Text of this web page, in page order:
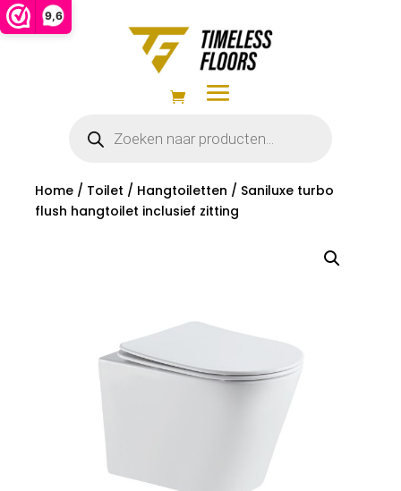
9,6
zoeken
Home/ Toilet / Hangtoiletten / Saniluxe turbo
flush hangtoilet inclusief zitting